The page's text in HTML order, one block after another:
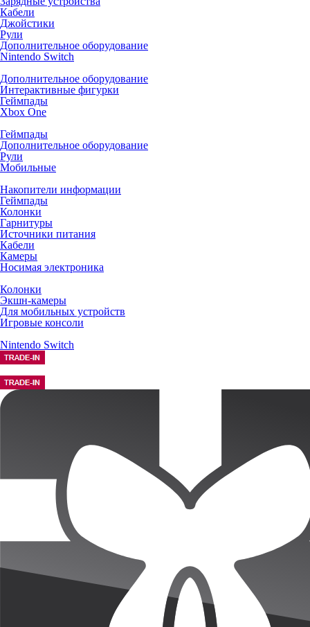
Кабели
Джойстики
Рули
Дополнительное оборудование
Nintendo Switch
Дополнительное оборудование
Интерактивные фигурки
Геймпады
Xbox One
Геймпады
Дополнительное оборудование
Рули
Мобильные
Накопители информации
Геймпады
Колонки
Гарнитуры
Источники питания
Кабели
Камеры
Носимая электроника
Колонки
Экшн-камеры
Для мобильных устройств
Игровые консоли
Nintendo Switch